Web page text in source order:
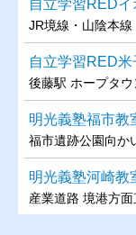
自立学習RED
JR境線・山陰本
自立学習RED米
後藤駅 ホープタ
明光義塾福市教
福市遺跡公園向か
明光義塾河崎教
産業道路 境港方